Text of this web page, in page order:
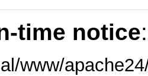
time notice
www/